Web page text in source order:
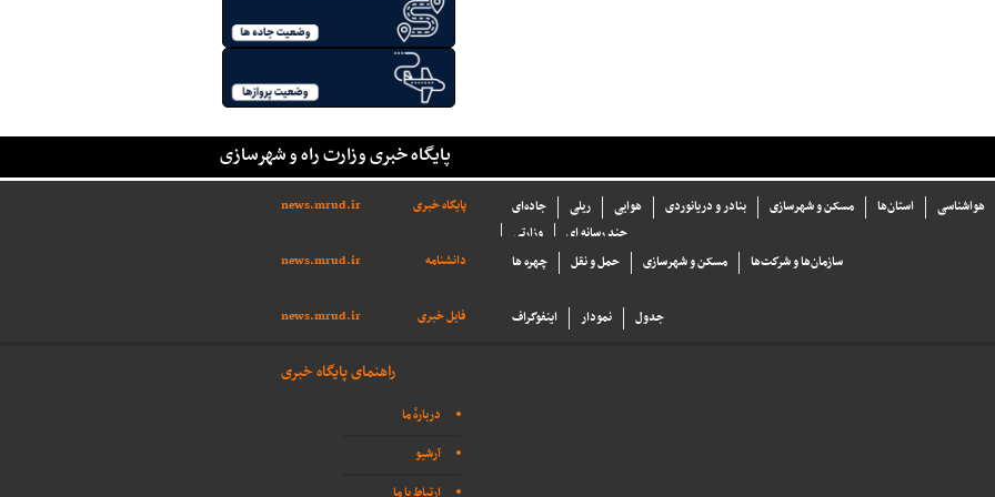
پایگاه خبری وزارت راه و شهرسازی
پایگاه خبری news.mrud.ir جاده‌ای ریلی هوایی بنادر و دریانوردی مسکن و شهرسازی استان‌ها
هواشناسی
وزارتی
چند رسانه ای
دانشنامه
news.mrud.ir چهره ها حمل و نقل مسکن و شهرسازی سازما‌ن‌ها و شركت‌ها
فایل خبری news.mrud.ir اینفوگراف نمودار جدول
راهنمای پایگاه خبری
دربارهٔ ما
آرشیو